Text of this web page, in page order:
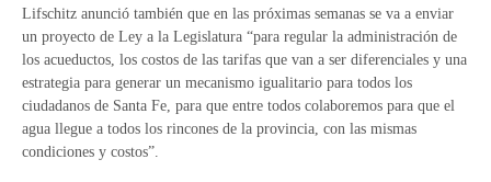
Lifschitz anunció también que en las próximas semanas se va a enviar
un proyecto de Ley a la Legislatura “para regular la administración de
los acueductos, los costos de las tarifas que van a ser diferenciales y una
estrategia para generar un mecanismo igualitario para todos los
ciudadanos de Santa Fe, para que entre todos colaboremos para que el
agua llegue a todos los rincones de la provincia, con las mismas
condiciones y costos”.